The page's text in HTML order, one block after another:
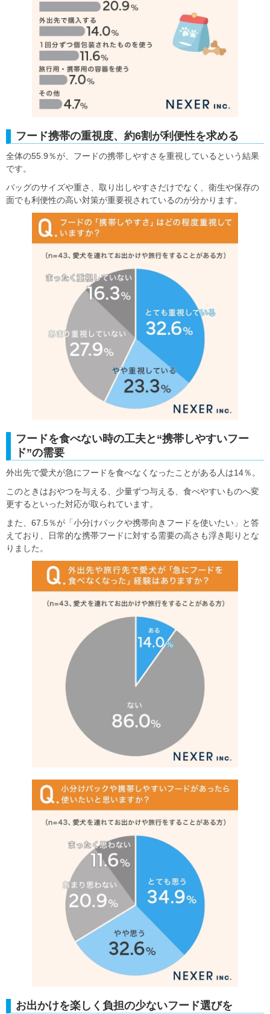
フード携帯の重視度、約6割が利便性を求める
全体の55.9％が、フードの携帯しやすさを重視しているという結果
です。
バッグのサイズや重さ、取り出しやすさだけでなく、衛生や保存の
面でも利便性の高い対策が重要視されているのが分かります。
フードを食べない時の工夫と“携帯しやすいフー
ド”の需要
外出先で愛犬が急にフードを食べなくなったことがある人は14％。
このときはおやつを与える、少量ずつ与える、食べやすいものへ変
更するといった対応が取られています。
また、67.5％が「小分けパックや携帯向きフードを使いたい」と答
えており、日常的な携帯フードに対する需要の高さも浮き彫りとな
りました。
お出かけを楽しく負担の少ないフード選びを